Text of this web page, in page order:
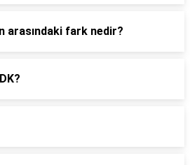
arasındaki fark nedir?